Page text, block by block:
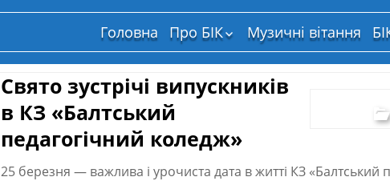
Головна
Про БІК
Структура власності
Музичні вітання
Свято зустрічі випускників
в КЗ «Балтський
педагогічний коледж»
25 березня — важлива і урочиста дата в житті КЗ «Балтський